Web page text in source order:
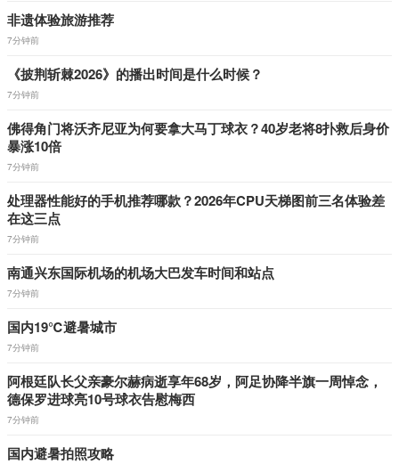
非遗体验旅游推荐
7分钟前
《披荆斩棘2026》的播出时间是什么时候？
7分钟前
佛得角门将沃齐尼亚为何要拿大马丁球衣？40岁老将8扑救后身价
暴涨10倍
7分钟前
处理器性能好的手机推荐哪款？2026年CPU天梯图前三名体验差
在这三点
7分钟前
南通兴东国际机场的机场大巴发车时间和站点
7分钟前
国内19℃避暑城市
7分钟前
阿根廷队长父亲豪尔赫病逝享年68岁，阿足协降半旗一周悼念，
德保罗进球亮10号球衣告慰梅西
7分钟前
国内避暑拍照攻略